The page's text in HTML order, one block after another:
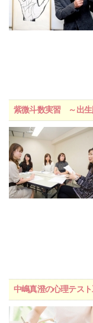
紫微斗数実習 ～出生
中嶋真澄の心理テス